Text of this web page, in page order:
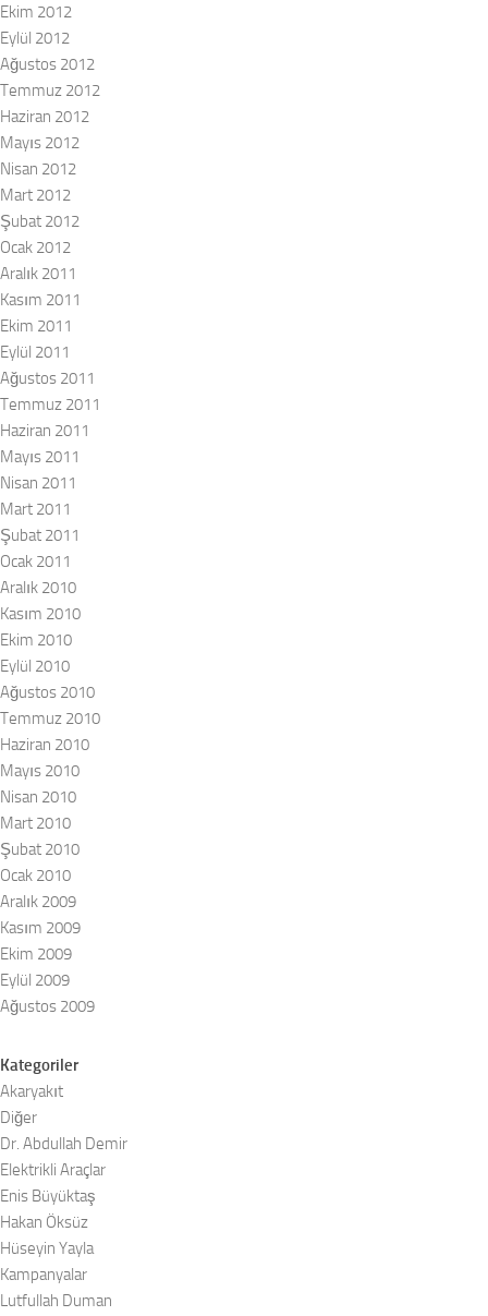
Ekim 2012
Eylül 2012
Ağustos 2012
Temmuz 2012
Haziran 2012
Mayıs 2012
Nisan 2012
Mart 2012
Şubat 2012
Ocak 2012
Aralık 2011
Kasım 2011
Ekim 2011
Eylül 2011
Ağustos 2011
Temmuz 2011
Haziran 2011
Mayıs 2011
Nisan 2011
Mart 2011
Şubat 2011
Ocak 2011
Aralık 2010
Kasım 2010
Ekim 2010
Eylül 2010
Ağustos 2010
Temmuz 2010
Haziran 2010
Mayıs 2010
Nisan 2010
Mart 2010
Şubat 2010
Ocak 2010
Aralık 2009
Kasım 2009
Ekim 2009
Eylül 2009
Ağustos 2009
Kategoriler
Akaryakıt
Diğer
Dr. Abdullah Demir
Elektrikli Araçlar
Enis Büyüktaş
Hakan Öksüz
Hüseyin Yayla
Kampanyalar
Lutfullah Duman